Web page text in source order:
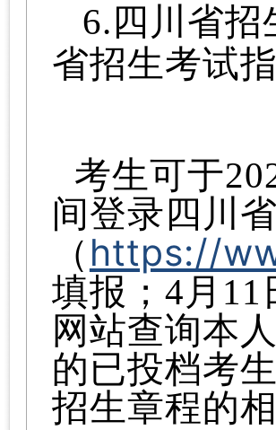
6.四川省招
省招生考试
考生可于
间登录四川
（ https://
填报；4月11
网站查询本
的已投档考
招生章程的